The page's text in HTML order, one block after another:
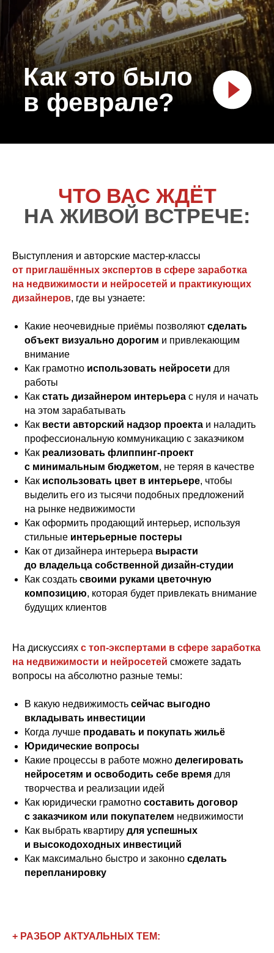
Выступления и авторские мастер-классы
от приглашённых экспертов в сфере заработка
на недвижимости и нейросетей и практикующих
дизайнеров, где вы узнаете:
Какие неочевидные приёмы позволяют сделать
объект визуально дорогим и привлекающим
внимание
Как грамотно использовать нейросети для
работы
Как стать дизайнером интерьера с нуля и начать
на этом зарабатывать
Как вести авторский надзор проекта и наладить
профессиональную коммуникацию с заказчиком
Как реализовать флиппинг-проект
с минимальным бюджетом, не теряя в качестве
Как использовать цвет в интерьере, чтобы
выделить его из тысячи подобных предложений
на рынке недвижимости
Как оформить продающий интерьер, используя
стильные интерьерные постеры
Как от дизайнера интерьера вырасти
до владельца собственной дизайн-студии
Как создать своими руками цветочную
композицию, которая будет привлекать внимание
будущих клиентов
На дискуссиях с топ-экспертами в сфере заработка
на недвижимости и нейросетей сможете задать
вопросы на абсолютно разные темы:
В какую недвижимость сейчас выгодно
вкладывать инвестиции
Когда лучше продавать и покупать жильё
Юридические вопросы
Какие процессы в работе можно делегировать
нейросетям и освободить себе время для
творчества и реализации идей
Как юридически грамотно составить договор
с заказчиком или покупателем недвижимости
Как выбрать квартиру для успешных
и высокодоходных инвестиций
Как максимально быстро и законно сделать
перепланировку
+ РАЗБОР АКТУАЛЬНЫХ ТЕМ:
Суббота, 29 ноября
ПРОГРАММА
МЕРОПРИЯТИЯ:
Регистрация. Кофе-брейк
Начало официальной части
13:40 – 13:50
( основательбюро по созданию
в недвижимость, коммерческих и жилых
помещенийHolly Design):
«Неочевидные приёмы в интерьерах,
как способ сделать объект
уникальным»
13:50 – 14:10
Анны
Трифоновой( руководитель студии декора
и флористики Very Nice Decor, обладатель
международного диплома International Floral
Academy):
«Флористика в интерьере: подбор
материала, основные принципы создания
цветочной композиции»
14:10 – 14:30
ВыступлениеРомана Шарафутдинова
специалист по работе с Нейросетями
14:30 – 14:50
ВыступлениеЕлены Клевцовой(риэлтор,
специалист по упаковке инвестобъектов):